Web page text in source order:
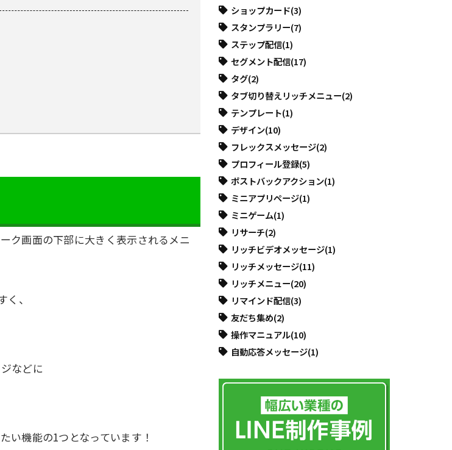
ク画面の下部に大きく表示されるメニ
、
などに
い機能の1つとなっています！
ショップカード(3)
スタンプラリー(7)
ステップ配信(1)
セグメント配信(17)
タグ(2)
タブ切り替えリッチメニュー(2)
テンプレート(1)
デザイン(10)
フレックスメッセージ(2)
プロフィール登録(5)
ポストバックアクション(1)
ミニアプリページ(1)
ミニゲーム(1)
リサーチ(2)
リッチビデオメッセージ(1)
リッチメッセージ(11)
リッチメニュー(20)
リマインド配信(3)
友だち集め(2)
操作マニュアル(10)
自動応答メッセージ(1)